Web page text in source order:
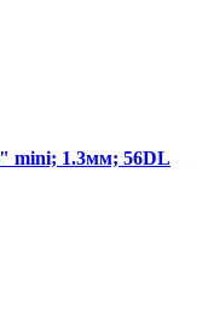
mini; 1.3мм; 56DL